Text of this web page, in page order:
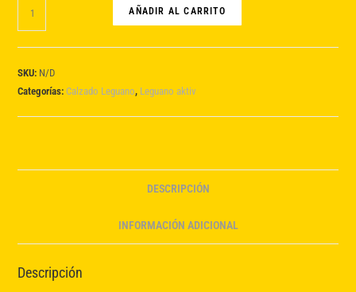
sonnengelb
AÑADIR AL CARRITO
SKU: N/D
Categorías:Calzado Leguano, Leguano aktiv
DESCRIPCIÓN
INFORMACIÓN ADICIONAL
Descripción